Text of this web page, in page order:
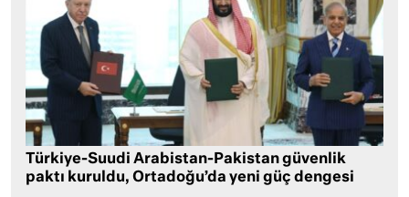
Türkiye-Suudi Arabistan-Pakistan güvenlik
paktı kuruldu, Ortadoğu’da yeni güç dengesi